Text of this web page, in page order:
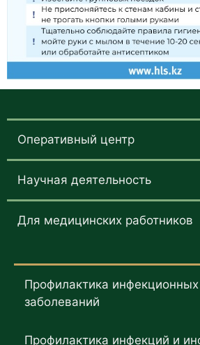
Оперативный центр
Научная деятельность
Для медицинских работников
Профилактика инфекционных
заболеваний
Профилактика инфекций и